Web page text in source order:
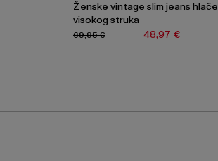
Ženske vintage slim jeans hlače
visokog struka
48,97 €
69,95 €